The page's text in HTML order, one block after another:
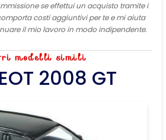
se effettui un acquisto tramite i
costi aggiuntivi per te e mi aiuta
il mio lavoro in modo indipendente.
modelli simili
2008 GT